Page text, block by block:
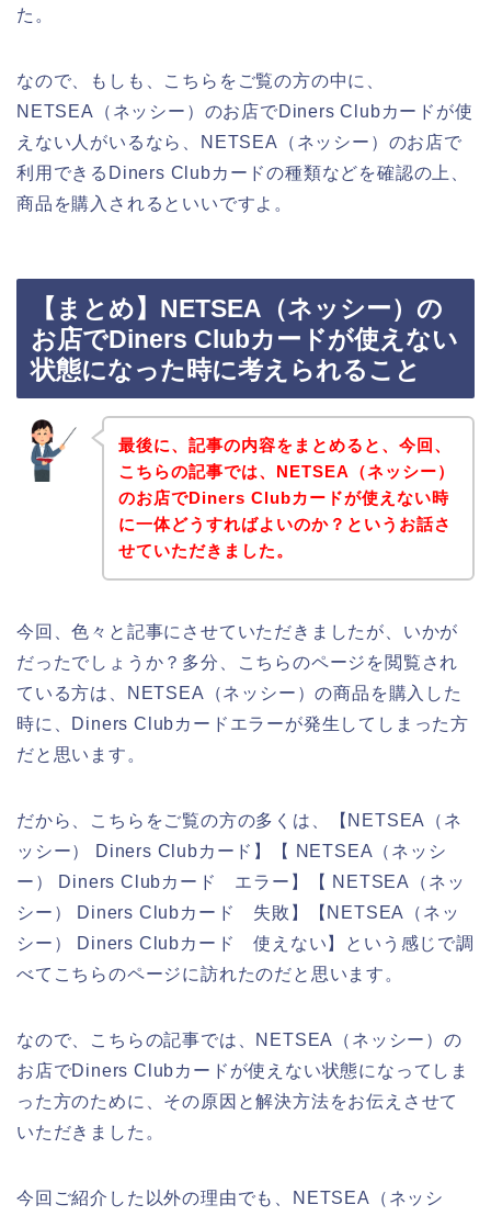
た。
なので、もしも、こちらをご覧の方の中に、
NETSEA（ネッシー）のお店でDiners Clubカードが使
えない人がいるなら、NETSEA（ネッシー）のお店で
利用できるDiners Clubカードの種類などを確認の上、
商品を購入されるといいですよ。
【まとめ】NETSEA（ネッシー）の
お店でDiners Clubカードが使えない
状態になった時に考えられること
最後に、記事の内容をまとめると、今回、
こちらの記事では、NETSEA（ネッシー）
のお店でDiners Clubカードが使えない時
に一体どうすればよいのか？というお話さ
せていただきました。
今回、色々と記事にさせていただきましたが、いかが
だったでしょうか？多分、こちらのページを閲覧され
ている方は、NETSEA（ネッシー）の商品を購入した
時に、Diners Clubカードエラーが発生してしまった方
だと思います。
だから、こちらをご覧の方の多くは、【NETSEA（ネ
ッシー） Diners Clubカード】【 NETSEA（ネッシ
ー） Diners Clubカード エラー】【 NETSEA（ネッ
シー） Diners Clubカード 失敗】【NETSEA（ネッ
シー） Diners Clubカード 使えない】という感じで調
べてこちらのページに訪れたのだと思います。
なので、こちらの記事では、NETSEA（ネッシー）の
お店でDiners Clubカードが使えない状態になってしま
った方のために、その原因と解決方法をお伝えさせて
いただきました。
今回ご紹介した以外の理由でも、NETSEA（ネッシ